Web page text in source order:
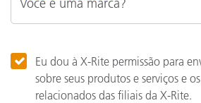
Eu dou à X-Rite permissão para
sobre seus produtos e serviços e
relacionados das filiais da X-Rite.